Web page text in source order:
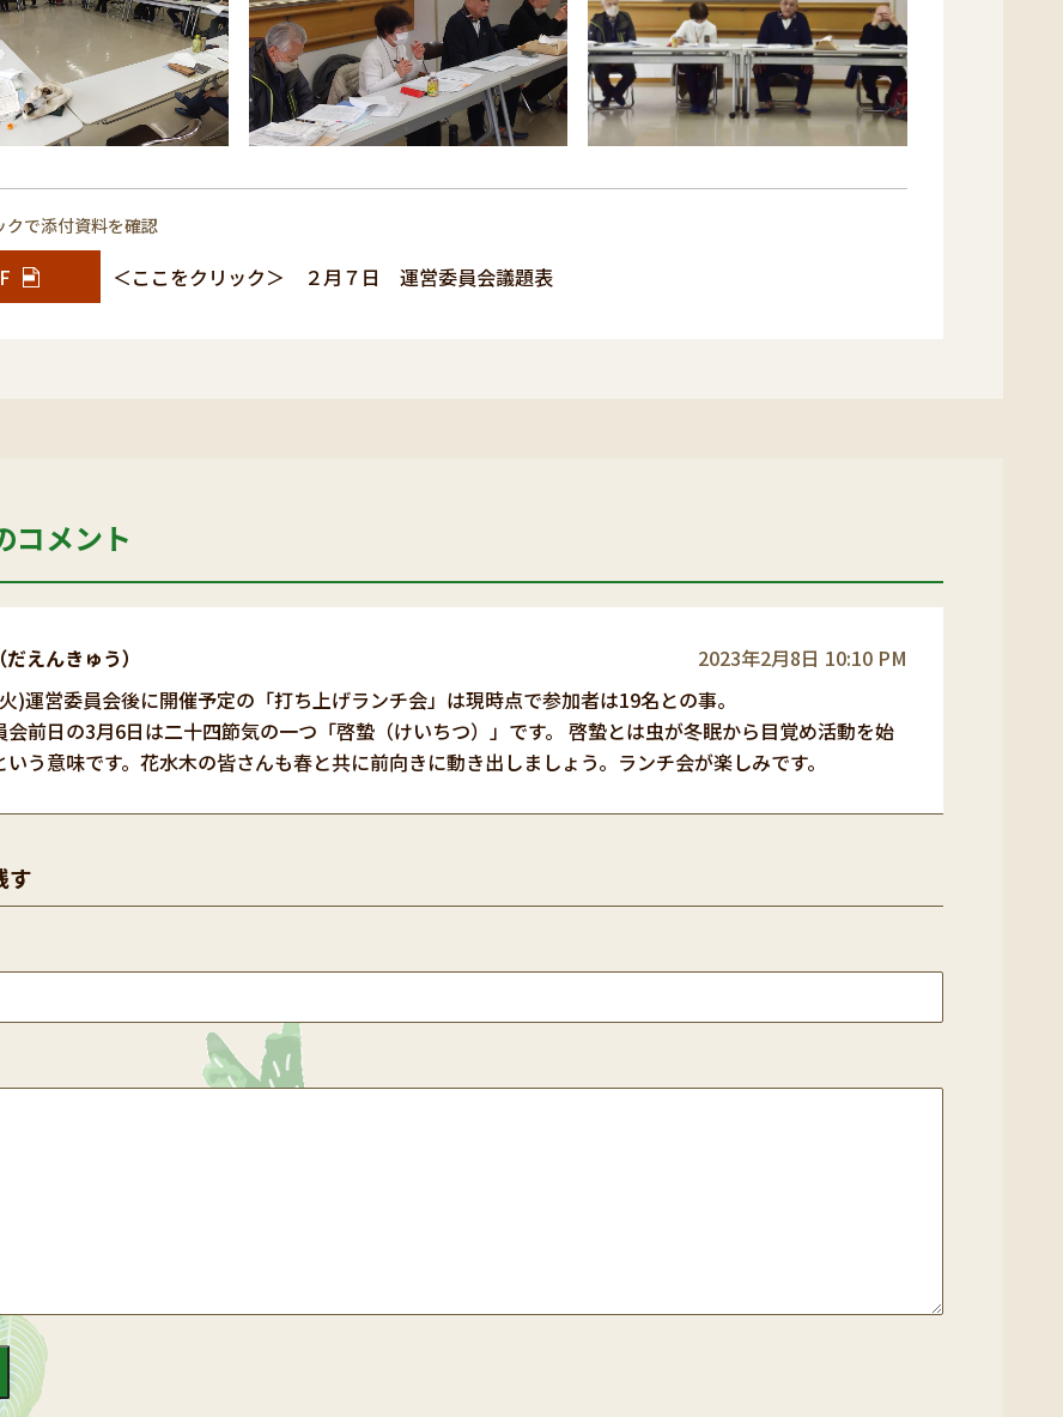
クで添付資料を確認
＜ここをクリック＞ ２月７日 運営委員会議題表
コメント
えんきゅう）
2023年2月8日 10:10 PM
)運営委員会後に開催予定の「打ち上げランチ会」は現時点で参加者は19名との事。
会前日の3月6日は二十四節気の一つ「啓蟄（けいちつ）」です。 啓蟄とは虫が冬眠から目覚め活動を始
いう意味です。花水木の皆さんも春と共に前向きに動き出しましょう。ランチ会が楽しみです。
す